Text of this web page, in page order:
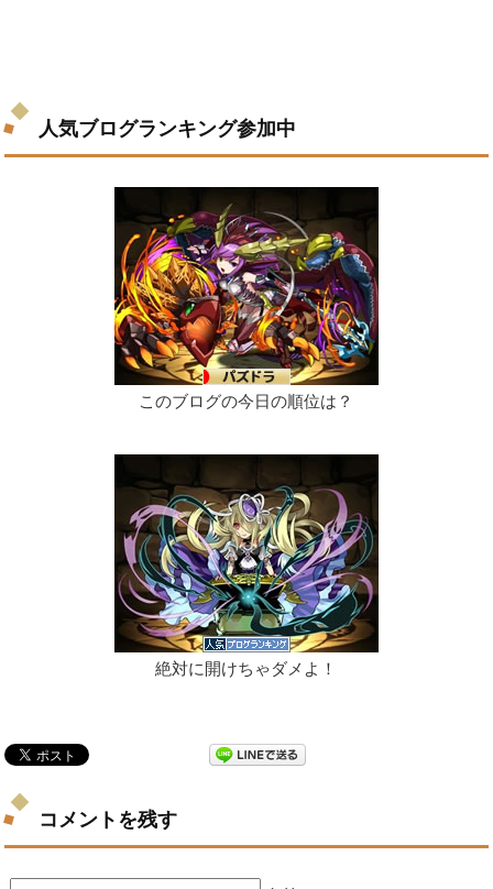
人気ブログランキング参加中
このブログの今日の順位は？
絶対に開けちゃダメよ！
コメントを残す